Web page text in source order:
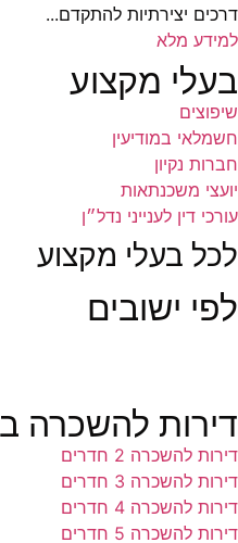
דרכים יצירתיות להתקדם...
למידע מלא
בעלי מקצוע
שיפוצים
חשמלאי במודיעין
חברות נקיון
יועצי משכנתאות
עורכי דין לענייני נדל״ן
לכל בעלי מקצוע
לפי ישובים
דירות להשכרה
דירות להשכרה 2 חדרים
דירות להשכרה 3 חדרים
דירות להשכרה 4 חדרים
דירות להשכרה 5 חדרים